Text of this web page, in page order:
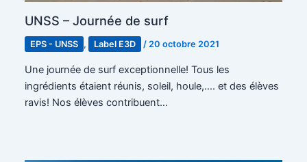
UNSS – Journée de surf
EPS - UNSS , Label E3D /20 octobre 2021
Une journée de surf exceptionnelle! Tous les
ingrédients étaient réunis, soleil, houle,…. et des élèves
ravis! Nos élèves contribuent…